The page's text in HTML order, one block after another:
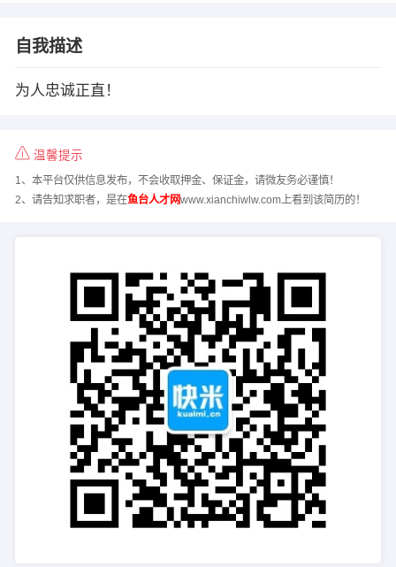
自我描述
为人忠诚正直！
温馨提示
1、本平台仅供信息发布，不会收取押金、保证金，请微友务必谨慎！
2、请告知求职者，是在鱼台人才网www.xianchiwlw.com上看到该简历的！